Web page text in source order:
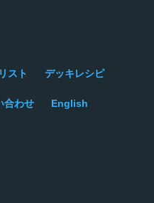
ェアする
スト デッキレシピ
合わせ English